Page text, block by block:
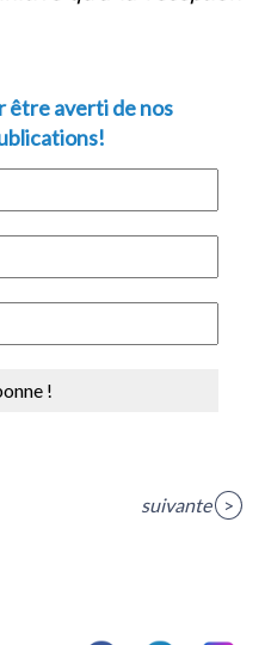
être averti de nos
suivante >